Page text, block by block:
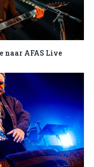
naar AFAS Live